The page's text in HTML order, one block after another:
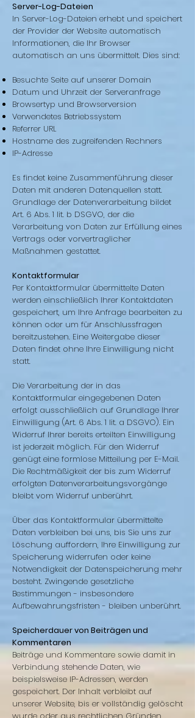
Server-Log-Dateien
In Server-Log-Dateien erhebt und speichert
der Provider der Website automatisch
Informationen, die Ihr Browser
automatisch an uns übermittelt. Dies sind:
Besuchte Seite auf unserer Domain
Datum und Uhrzeit der Serveranfrage
Browsertyp und Browserversion
Verwendetes Betriebssystem
Referrer URL
Hostname des zugreifenden Rechners
IP-Adresse
Es findet keine Zusammenführung dieser
Daten mit anderen Datenquellen statt.
Grundlage der Datenverarbeitung bildet
Art. 6 Abs. 1 lit. b DSGVO, der die
Verarbeitung von Daten zur Erfüllung eines
Vertrags oder vorvertraglicher
Maßnahmen gestattet.
Kontaktformular
Per Kontaktformular übermittelte Daten
werden einschließlich Ihrer Kontaktdaten
gespeichert, um Ihre Anfrage bearbeiten zu
können oder um für Anschlussfragen
bereitzustehen. Eine Weitergabe dieser
Daten findet ohne Ihre Einwilligung nicht
statt.
Die Verarbeitung der in das
Kontaktformular eingegebenen Daten
erfolgt ausschließlich auf Grundlage Ihrer
Einwilligung (Art. 6 Abs. 1 lit. a DSGVO). Ein
Widerruf Ihrer bereits erteilten Einwilligung
ist jederzeit möglich. Für den Widerruf
genügt eine formlose Mitteilung per E-Mail.
Die Rechtmäßigkeit der bis zum Widerruf
erfolgten Datenverarbeitungsvorgänge
bleibt vom Widerruf unberührt.
Über das Kontaktformular übermittelte
Daten verbleiben bei uns, bis Sie uns zur
Löschung auffordern, Ihre Einwilligung zur
Speicherung widerrufen oder keine
Notwendigkeit der Datenspeicherung mehr
besteht. Zwingende gesetzliche
Bestimmungen - insbesondere
Aufbewahrungsfristen - bleiben unberührt.
Speicherdauer von Beiträgen und
Kommentaren
Beiträge und Kommentare sowie damit in
Verbindung stehende Daten, wie
beispielsweise IP-Adressen, werden
gespeichert. Der Inhalt verbleibt auf
unserer Website, bis er vollständig gelöscht